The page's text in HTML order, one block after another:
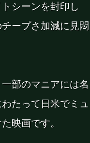
シーンを封印し
ープさ加減に見悶
部のマニアには名
たって日米でミュ
映画です。